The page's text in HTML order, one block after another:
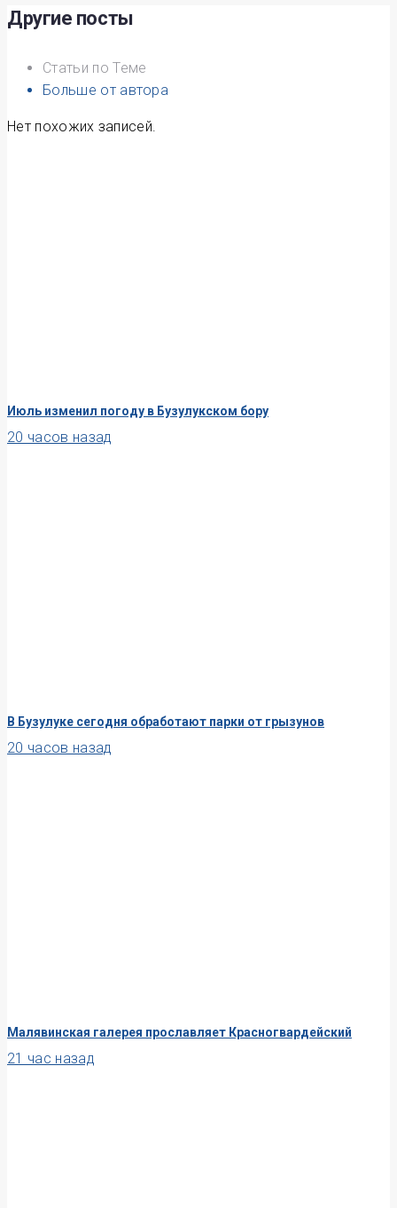
Другие посты
Статьи по Теме
Больше от автора
Нет похожих записей.
Июль изменил погоду в Бузулукском бору
20 часов назад
В Бузулуке сегодня обработают парки от грызунов
20 часов назад
Малявинская галерея прославляет Красногвардейский
21 час назад